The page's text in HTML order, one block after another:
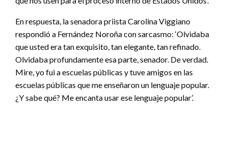
En respuesta, la senadora priista Carolina Viggiano
respondió a Fernández Noroña con sarcasmo: ‘Olvidaba
que usted era tan exquisito, tan elegante, tan refinado.
Olvidaba profundamente esa parte, senador. De verdad.
Mire, yo fui a escuelas públicas y tuve amigos en las
escuelas públicas que me enseñaron un lenguaje popular.
¿Y sabe qué? Me encanta usar ese lenguaje popular’.